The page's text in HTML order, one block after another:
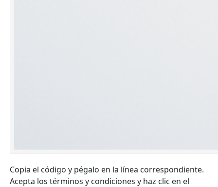
Copia el código y pégalo en la línea correspondiente.
Acepta los términos y condiciones y haz clic en el